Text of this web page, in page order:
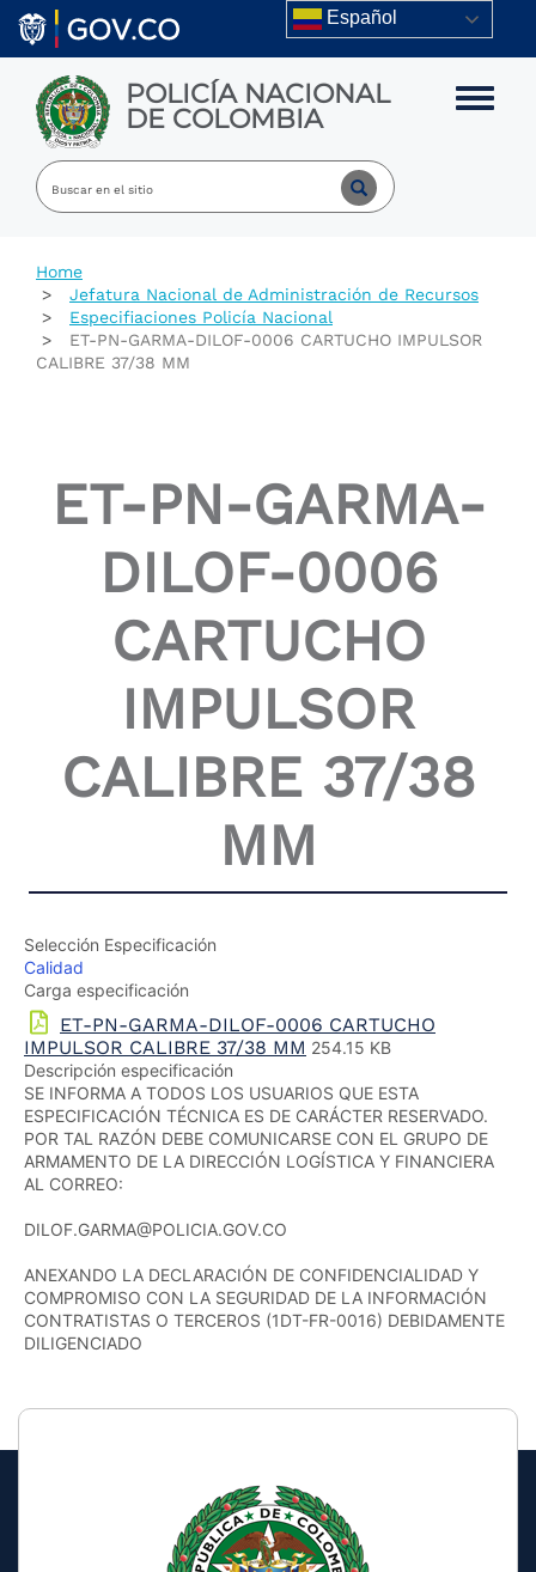
Skip to main content Español
POLICÍA NACIONAL
DE COLOMBIA Toggle
Home
Jefatura Nacional de Administración de Recursos
Especifiaciones Policía Nacional
ET-PN-GARMA-DILOF-0006 CARTUCHO IMPULSOR
CALIBRE 37/38 MM
ET-PN-GARMA-
DILOF-0006
CARTUCHO
IMPULSOR
CALIBRE 37/38
MM
Selección Especificación
Calidad
Carga especificación
ET-PN-GARMA-DILOF-0006 CARTUCHO
IMPULSOR CALIBRE 37/38 MM 254.15 KB
Descripción especificación
SE INFORMA A TODOS LOS USUARIOS QUE ESTA
ESPECIFICACIÓN TÉCNICA ES DE CARÁCTER RESERVADO.
POR TAL RAZÓN DEBE COMUNICARSE CON EL GRUPO DE
ARMAMENTO DE LA DIRECCIÓN LOGÍSTICA Y FINANCIERA
AL CORREO:
DILOF.GARMA@POLICIA.GOV.CO
ANEXANDO LA DECLARACIÓN DE CONFIDENCIALIDAD Y
COMPROMISO CON LA SEGURIDAD DE LA INFORMACIÓN
CONTRATISTAS O TERCEROS (1DT-FR-0016) DEBIDAMENTE
DILIGENCIADO